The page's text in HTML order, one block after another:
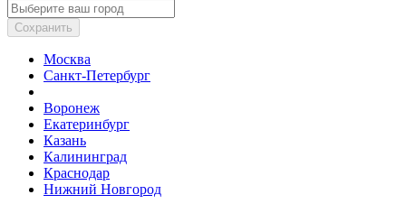
Сохранить
Москва
Санкт-Петербург
Воронеж
Екатеринбург
Казань
Калининград
Краснодар
Нижний Новгород